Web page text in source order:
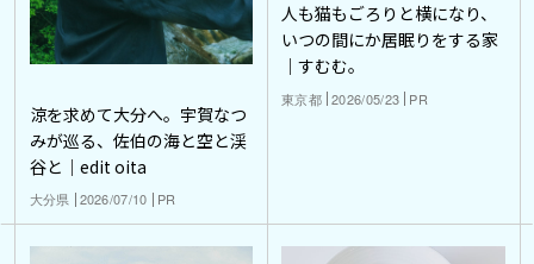
涼を求めて大分へ。宇賀なつ
みが巡る、佐伯の海と空と渓
谷と｜edit oita
大分県 2026/07/10 PR
人も猫もごろりと横になり、
いつの間にか居眠りをする家
｜すむむ。
東京都 2026/05/23 PR